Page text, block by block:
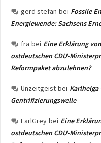
gerd stefan bei Fossile
Energiewende: Sachsens
fra bei Eine Erklärung
ostdeutschen CDU-
Reformpaket abzulehnen?
Unzeitgeist bei
Gentrifizierungswelle
EarlGrey bei Eine
ostdeutschen CDU-